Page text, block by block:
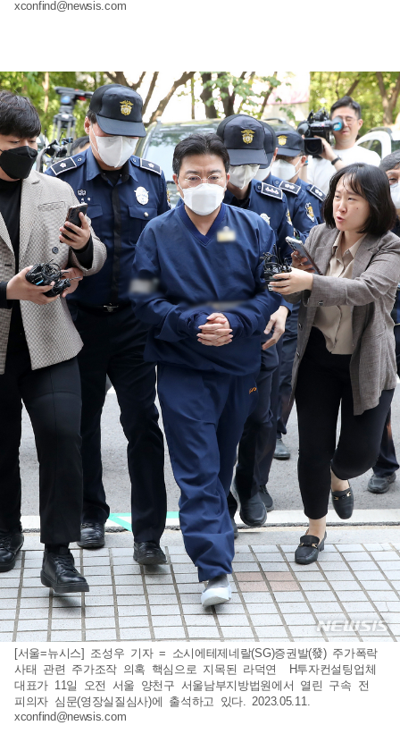
xconfind@newsis.com
[서울=뉴시스] 조성우 기자 = 소시에테제네랄(SG)증권발(發) 주가폭락
사태 관련 주가조작 의혹 핵심으로 지목된 라덕연 H투자컨설팅업체
대표가 11일 오전 서울 양천구 서울남부지방법원에서 열린 구속 전
피의자 심문(영장실질심사)에 출석하고 있다. 2023.05.11.
xconfind@newsis.com